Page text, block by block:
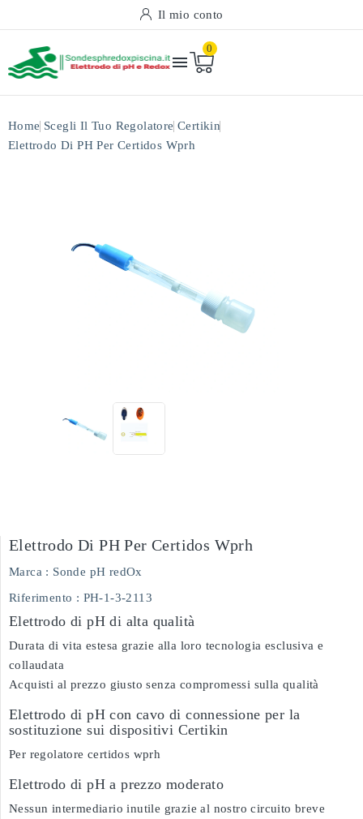
Il mio conto

0
Home Scegli Il Tuo Regolatore Certikin
Elettrodo Di PH Per Certidos Wprh
Elettrodo Di PH Per Certidos Wprh
Marca : Sonde pH redOx
Riferimento : PH-1-3-2113
Elettrodo di pH di alta qualità
Durata di vita estesa grazie alla loro tecnologia esclusiva e
collaudata
Acquisti al prezzo giusto senza compromessi sulla qualità
Elettrodo di pH con cavo di connessione per la
sostituzione sui dispositivi Certikin
Per regolatore certidos wprh
Elettrodo di pH a prezzo moderato
Nessun intermediario inutile grazie al nostro circuito breve